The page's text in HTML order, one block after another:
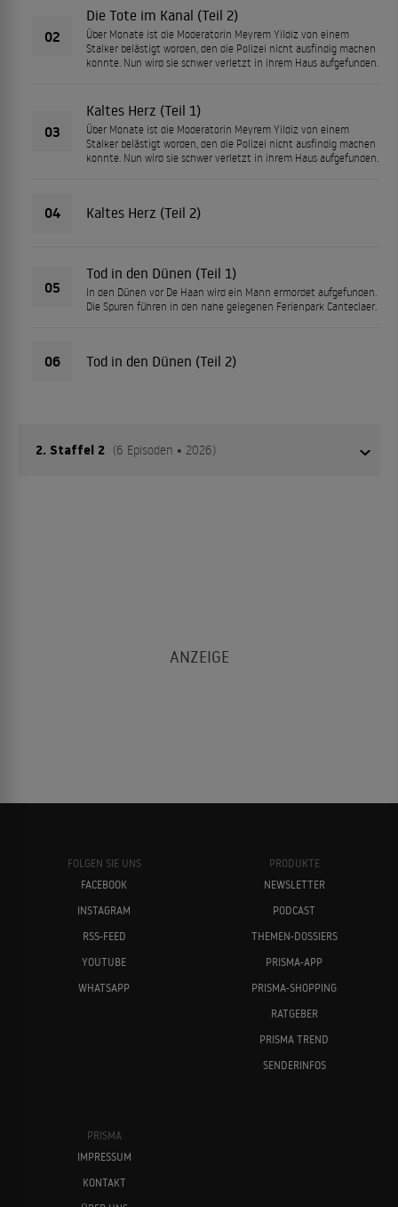
02
Die Tote im Kanal (Teil 2)
Über Monate ist die Moderatorin Meyrem Yildiz von einem
Stalker belästigt worden, den die Polizei nicht ausfindig machen
konnte. Nun wird sie schwer verletzt in ihrem Haus aufgefunden.
03
Kaltes Herz (Teil 1)
Über Monate ist die Moderatorin Meyrem Yildiz von einem
Stalker belästigt worden, den die Polizei nicht ausfindig machen
konnte. Nun wird sie schwer verletzt in ihrem Haus aufgefunden.
04 Kaltes Herz (Teil 2)
05
Tod in den Dünen (Teil 1)
In den Dünen vor De Haan wird ein Mann ermordet aufgefunden.
Die Spuren führen in den nahe gelegenen Ferienpark Canteclaer.
06 Tod in den Dünen (Teil 2)
2. Staffel 2 (6 Episoden • 2026)
05 Episode 5
Episode 6
FOLGEN SIE UNS
FACEBOOK
INSTAGRAM
RSS-FEED
YOUTUBE
WHATSAPP
PRODUKTE
NEWSLETTER
PODCAST
THEMEN-DOSSIERS
PRISMA-APP
PRISMA-SHOPPING
RATGEBER
PRISMA TREND
SENDERINFOS
PRISMA
IMPRESSUM
KONTAKT